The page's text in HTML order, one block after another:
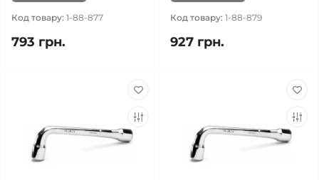
Код товару: 1-88-877
793 грн.
Код товару: 1-88-879
927 грн.